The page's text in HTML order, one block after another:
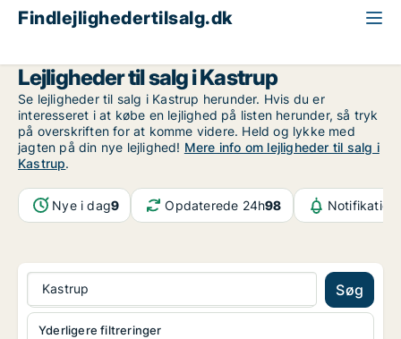
Findlejlighedertilsalg.dk
Lejligheder til salg i Kastrup
Se lejligheder til salg i Kastrup herunder. Hvis du er
interesseret i at købe en lejlighed på listen herunder, så tryk
på overskriften for at komme videre. Held og lykke med
jagten på din nye lejlighed! Mere info om lejligheder til salg i
Kastrup.
Nye i dag9 Opdaterede 24h98
Kastrup Søg
Yderligere filtreringer